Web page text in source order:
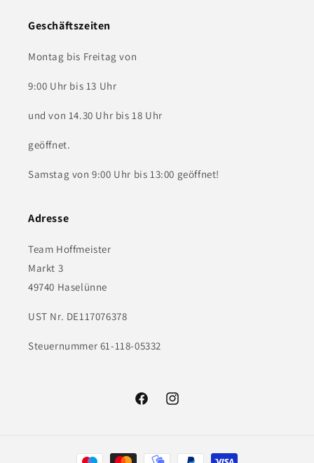
Geschäftszeiten
Montag bis Freitag von
9:00 Uhr bis 13 Uhr
und von 14.30 Uhr bis 18 Uhr
geöffnet.
Samstag von 9:00 Uhr bis 13:00 geöffnet!
Adresse
Team Hoffmeister
Markt 3
49740 Haselünne
UST Nr. DE117076378
Steuernummer 61-118-05332
FacebookInstagram
Zahlungsmethoden